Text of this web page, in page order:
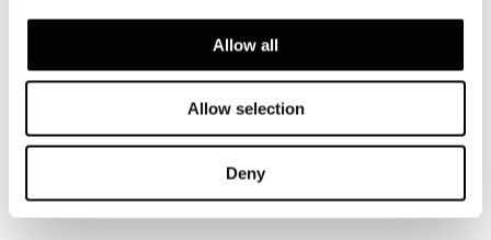
Allow all
Allow selection
Deny
VIEW ALL